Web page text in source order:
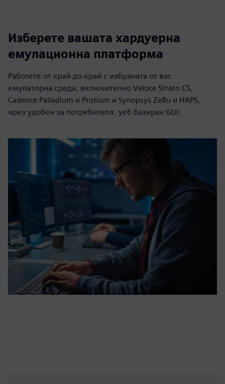
Изберете вашата хардуерна
емулационна платформа
Работете от край до край с избраната от вас
емулаторна среда, включително Veloce Strato CS,
Cadence Palladium и Protium и Synopsys ZeBu и HAPS,
чрез удобен за потребителя, уеб базиран GUI.